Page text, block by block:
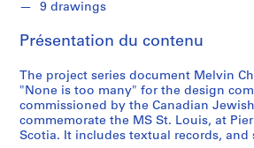
)
P
o
j
e
c
9 drawings
Présentation du contenu
The project series document Melvin
"None is too many" for the design
commissioned by the Canadian
commemorate the MS St. Louis, at
Scotia. It includes textual records, and